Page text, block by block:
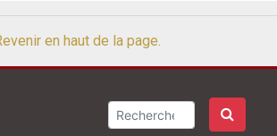
en haut de la page.